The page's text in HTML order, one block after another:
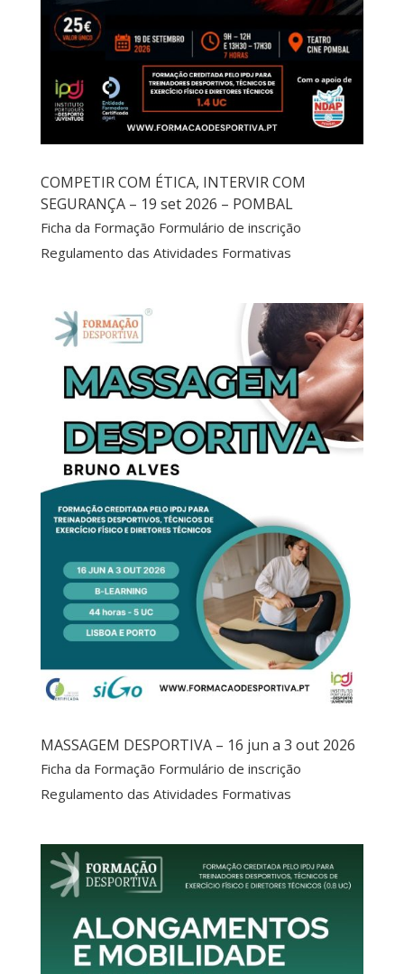
COMPETIR COM ÉTICA, INTERVIR COM
SEGURANÇA – 19 set 2026 – POMBAL
Ficha da Formação Formulário de inscrição
Regulamento das Atividades Formativas
MASSAGEM DESPORTIVA – 16 jun a 3 out 2026
Ficha da Formação Formulário de inscrição
Regulamento das Atividades Formativas